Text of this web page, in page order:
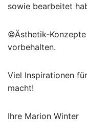
sowie bearbeitet
©Ästhetik-
vorbehalten.
Viel Inspirationen
macht!
Ihre Marion Winter